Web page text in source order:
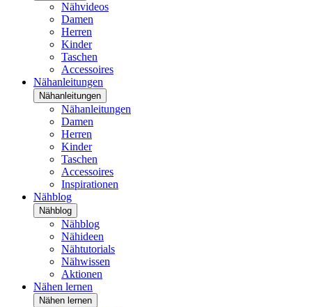
Nähvideos
Damen
Herren
Kinder
Taschen
Accessoires
Nähanleitungen
Nähanleitungen
Nähanleitungen
Damen
Herren
Kinder
Taschen
Accessoires
Inspirationen
Nähblog
Nähblog
Nähblog
Nähideen
Nähtutorials
Nähwissen
Aktionen
Nähen lernen
Nähen lernen